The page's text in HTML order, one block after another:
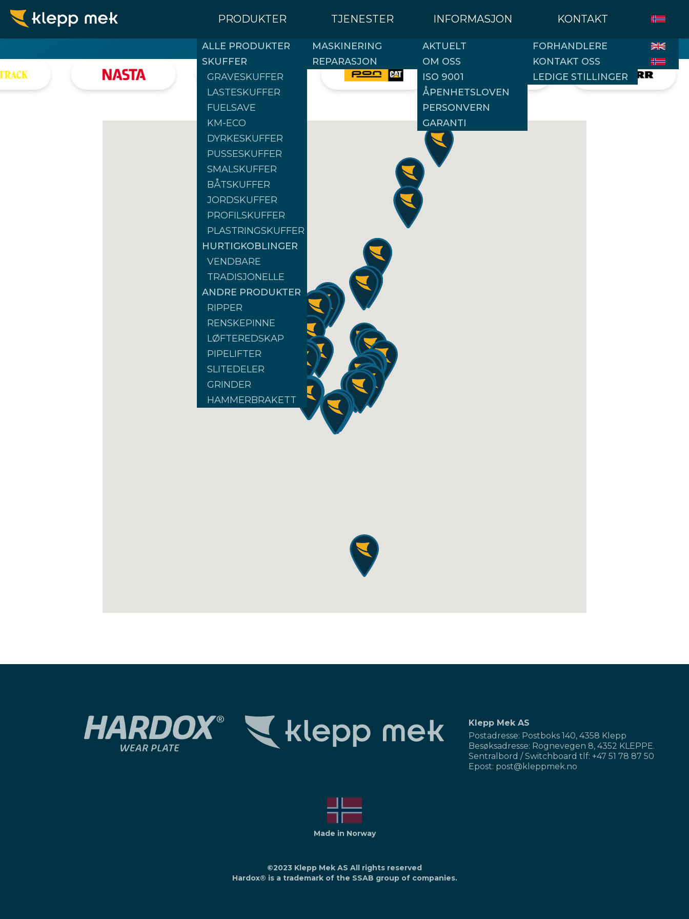
PRODUKTER
ALLE PRODUKTER
SKUFFER
GRAVESKUFFER
LASTESKUFFER
FUELSAVE
KM-ECO
DYRKESKUFFER
PUSSESKUFFER
SMALSKUFFER
BÅTSKUFFER
JORDSKUFFER
PROFILSKUFFER
PLASTRINGSKUFFER
HURTIGKOBLINGER
VENDBARE
TRADISJONELLE
ANDRE PRODUKTER
RIPPER
RENSKEPINNE
LØFTEREDSKAP
PIPELIFTER
SLITEDELER
GRINDER
HAMMERBRAKETT
TJENESTER
MASKINERING
REPARASJON
INFORMASJON
AKTUELT
OM OSS
ISO 9001
ÅPENHETSLOVEN
PERSONVERN
GARANTI
KONTAKT
FORHANDLERE
KONTAKT OSS
LEDIGE STILLINGER
Klepp Mek AS
Postadresse: Postboks 140, 4358 Klepp
Besøksadresse: Rognevegen 8, 4352 KLEPPE.
Sentralbord / Switchboard tlf: +47 51 78 87 50
Epost: post@kleppmek.no
Made in Norway
©2023 Klepp Mek AS All rights reserved
Hardox® is a trademark of the SSAB group of companies.